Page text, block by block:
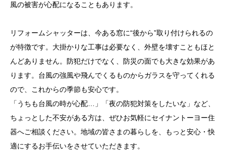
風の被害が心配になることもあります。
リフォームシャッターは、今ある窓に“後から”取り付けられるの
が特徴です。大掛かりな工事は必要なく、外壁を壊すこともほと
んどありません。防犯だけでなく、防災の面でも大きな効果があ
ります。台風の強風や飛んでくるものからガラスを守ってくれる
ので、これからの季節も安心です。
「うちも台風の時が心配…」「夜の防犯対策をしたいな」など、
ちょっとした不安がある方は、ぜひお気軽にセイナントーヨー住
器へご相談ください。地域の皆さまの暮らしを、もっと安心・快
適にするお手伝いをさせていただきます。